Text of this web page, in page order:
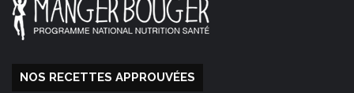
NOS RECETTES APPROUVÉES